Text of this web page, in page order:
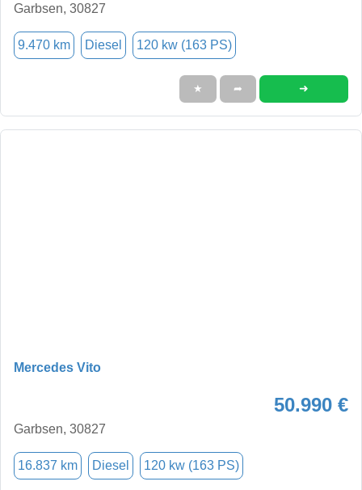
Garbsen, 30827
9.470 km Diesel 120 kw (163 PS)
★ ➦ ➜
Mercedes Vito
50.990 €
Garbsen, 30827
16.837 km Diesel 120 kw (163 PS)